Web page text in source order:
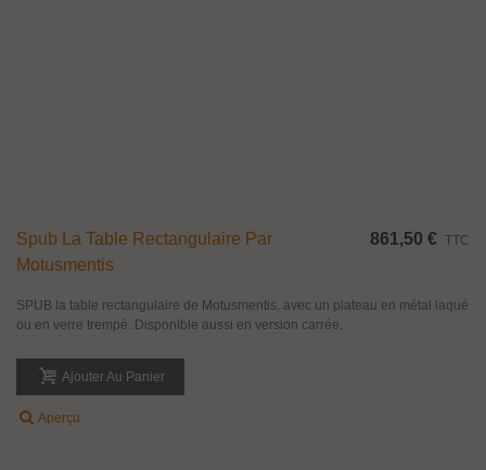
Spub La Table Rectangulaire Par
Motusmentis
861,50 € TTC
SPUB la table rectangulaire de Motusmentis, avec un plateau en métal laqué
ou en verre trempé. Disponible aussi en version carrée.
Ajouter Au Panier
Aperçu